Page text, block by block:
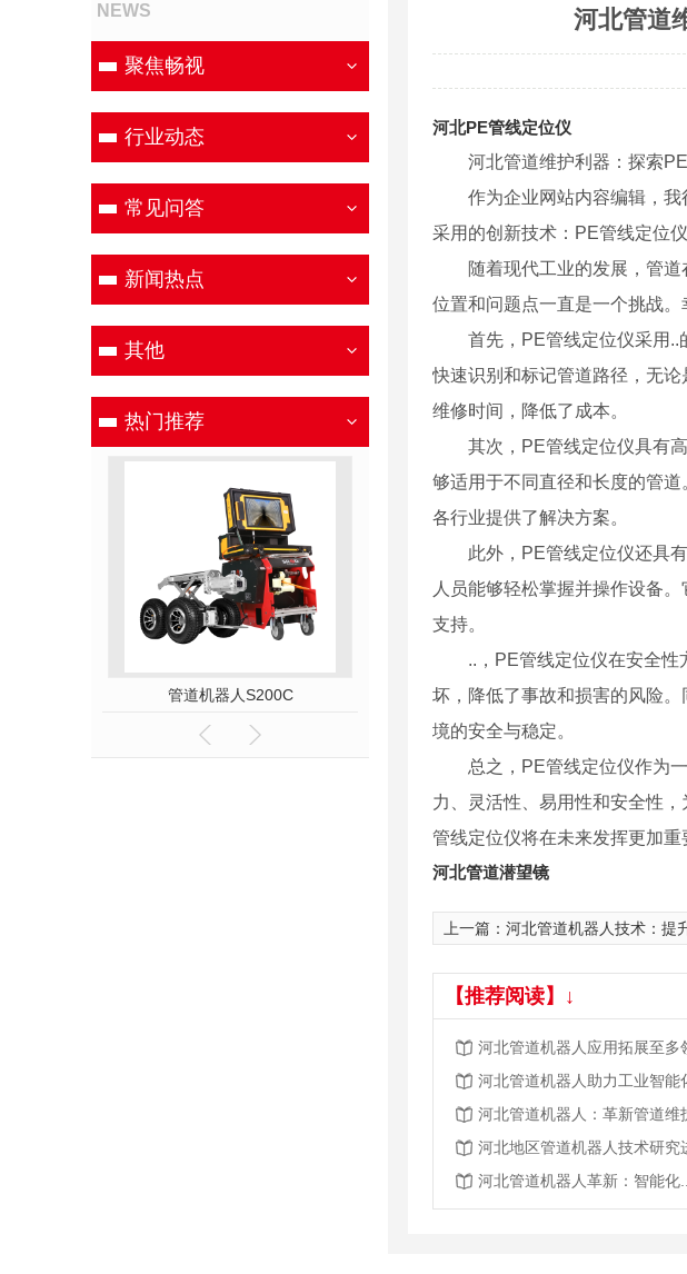
NEWS
聚焦畅视
行业动态
常见问答
新闻热点
其他
热门推荐
管道机器人S200C 管道机器人S300E
河北管道
河北PE管线定位仪
河北管道维护利器：探索
作为企业网站内容编辑，
采用的创新技术：PE管线定位
随着现代工业的发展，管
位置和问题点一直是一个挑战
首先，PE管线定位仪采用
快速识别和标记管道路径，无
维修时间，降低了成本。
其次，PE管线定位仪具有
够适用于不同直径和长度的管
各行业提供了解决方案。
此外，PE管线定位仪还具
人员能够轻松掌握并操作设备
支持。
..，PE管线定位仪在安全
坏，降低了事故和损害的风险
境的安全与稳定。
总之，PE管线定位仪作为
力、灵活性、易用性和安全性
管线定位仪将在未来发挥更加重
河北管道潜望镜
上一篇： 河北管道机器人技术：提升管网
【推荐阅读】↓
河北管道机器人应用拓展至多
河北管道机器人助力工业智能
河北管道机器人：革新管道维
河北地区管道机器人技术研究
河北管道机器人革新：智能化